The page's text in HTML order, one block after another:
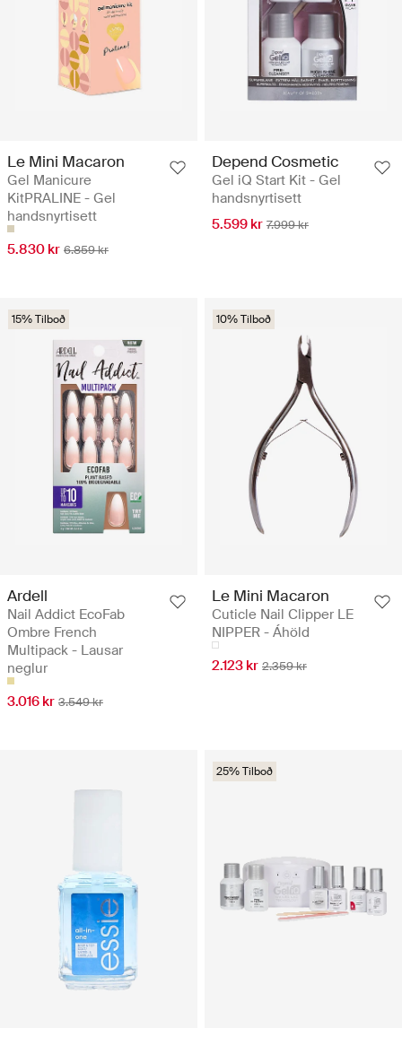
Le Mini Macaron
Gel Manicure
KitPRALINE - Gel
handsnyrtisett
5.830 kr 6.859 kr
Depend Cosmetic
Gel iQ Start Kit - Gel
handsnyrtisett
5.599 kr 7.999 kr
15% Tilboð
Ardell
Nail Addict EcoFab
Ombre French
Multipack - Lausar
neglur
3.016 kr 3.549 kr
10% Tilboð
Le Mini Macaron
Cuticle Nail Clipper LE
NIPPER - Áhöld
2.123 kr 2.359 kr
25% Tilboð